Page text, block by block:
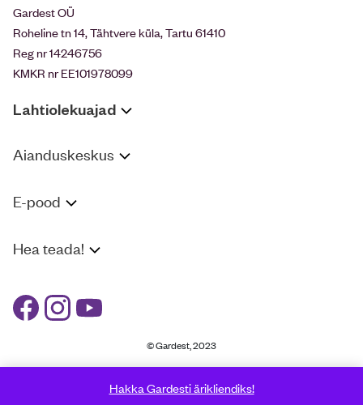
Gardest OÜ
Roheline tn 14, Tähtvere küla, Tartu 61410
Reg nr 14246756
KMKR nr EE101978099
Lahtiolekuajad
Aianduskeskus
E-pood
Hea teada!
© Gardest, 2023
Hakka Gardesti ärikliendiks!